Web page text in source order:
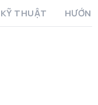
THUẬT